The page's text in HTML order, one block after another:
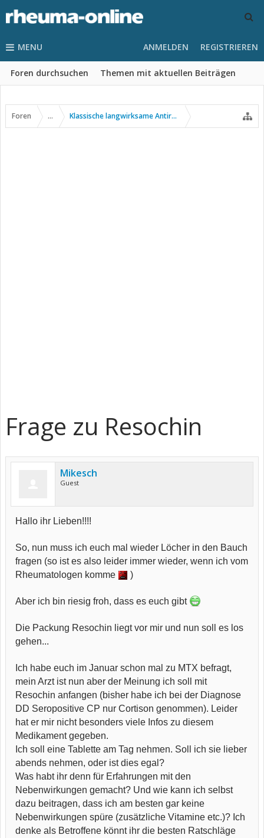
MENU
Foren durchsuchen Themen mit aktuellen Beiträgen
ANMELDEN REGISTRIEREN
Foren ... Klassische langwirksame Antirheumatika
Frage zu Resochin
Mikesch
Guest
Hallo ihr Lieben!!!!
So, nun muss ich euch mal wieder Löcher in den Bauch
fragen (so ist es also leider immer wieder, wenn ich vom
Rheumatologen komme
)
Aber ich bin riesig froh, dass es euch gibt
Die Packung Resochin liegt vor mir und nun soll es los
gehen...
Ich habe euch im Januar schon mal zu MTX befragt,
mein Arzt ist nun aber der Meinung ich soll mit
Resochin anfangen (bisher habe ich bei der Diagnose
DD Seropositive CP nur Cortison genommen). Leider
hat er mir nicht besonders viele Infos zu diesem
Medikament gegeben.
Ich soll eine Tablette am Tag nehmen. Soll ich sie lieber
abends nehmen, oder ist dies egal?
Was habt ihr denn für Erfahrungen mit den
Nebenwirkungen gemacht? Und wie kann ich selbst
dazu beitragen, dass ich am besten gar keine
Nebenwirkungen spüre (zusätzliche Vitamine etc.)? Ich
denke als Betroffene könnt ihr die besten Ratschläge